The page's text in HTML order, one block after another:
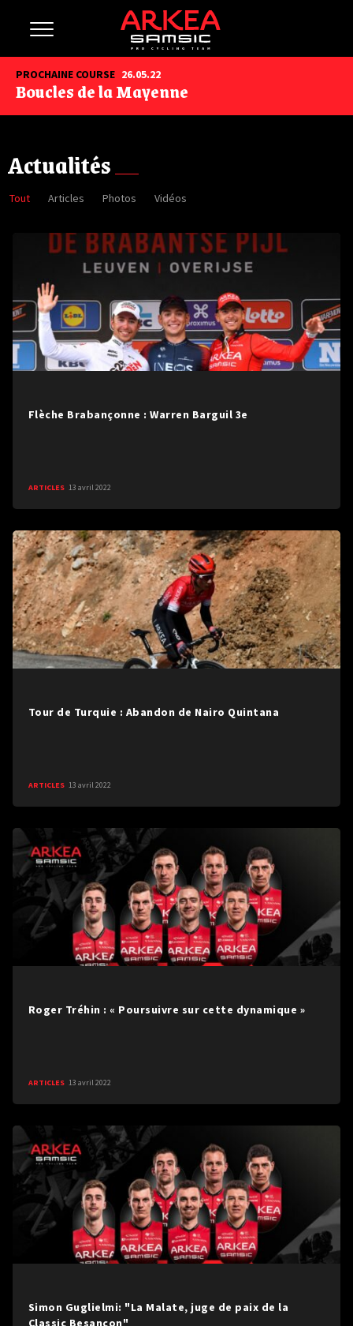
PROCHAINE COURSE 26.05.22
Boucles de la Mayenne
Actualités
Tout Articles Photos Vidéos
Flèche Brabançonne : Warren Barguil 3e
ARTICLES 13 avril 2022
Tour de Turquie : Abandon de Nairo Quintana
ARTICLES 13 avril 2022
Roger Tréhin : « Poursuivre sur cette dynamique »
ARTICLES 13 avril 2022
Simon Guglielmi: "La Malate, juge de paix de la
Classic Besançon"